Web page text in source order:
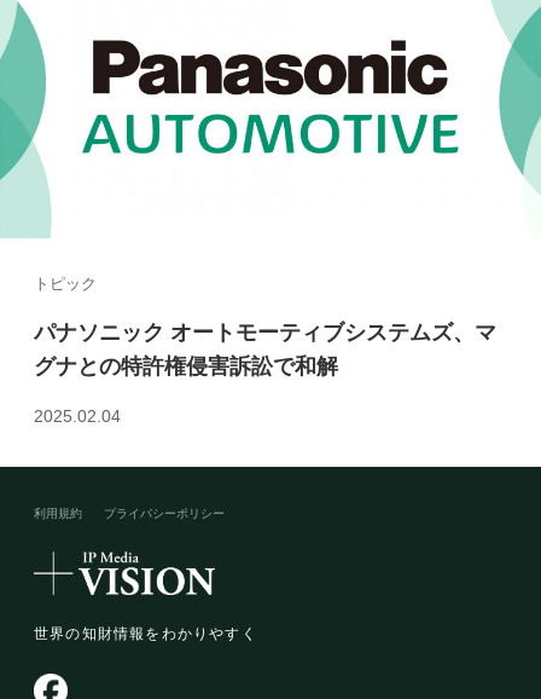
トピック
パナソニック オートモーティブシステムズ、マ
グナとの特許権侵害訴訟で和解
2025.02.04
利用規約 プライバシーポリシー​
世界の知財情報をわかりやすく